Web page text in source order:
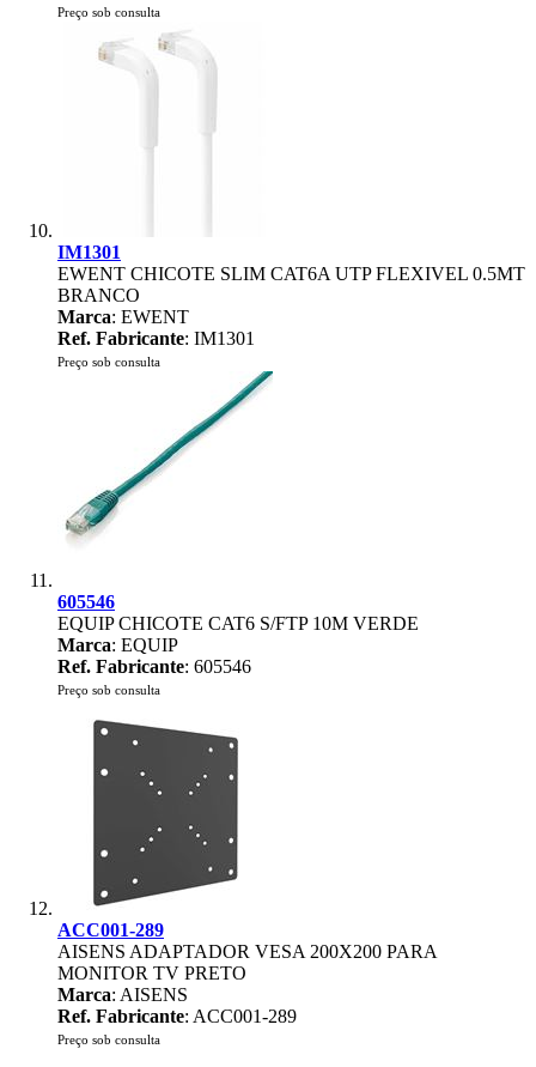
Preço sob consulta
IM1301
EWENT CHICOTE SLIM CAT6A UTP FLEXIVEL 0.5MT
BRANCO
Marca: EWENT
Ref. Fabricante: IM1301
Preço sob consulta
605546
EQUIP CHICOTE CAT6 S/FTP 10M VERDE
Marca: EQUIP
Ref. Fabricante: 605546
Preço sob consulta
ACC001-289
AISENS ADAPTADOR VESA 200X200 PARA
MONITOR TV PRETO
Marca: AISENS
Ref. Fabricante: ACC001-289
Preço sob consulta